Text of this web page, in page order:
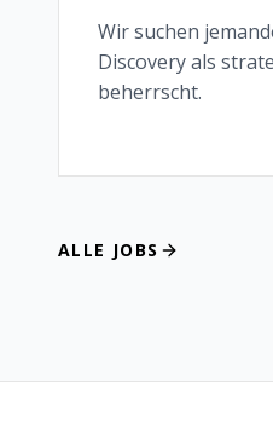
Wir suchen
Discovery als
beherrscht.
ALLE JOBS